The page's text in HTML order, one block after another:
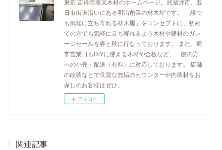
東京 吉祥寺勝又木材のホームページ。武蔵野市、五
日市街道沿いにある明治創業の材木屋です。 「誰で
も気軽に立ち寄れる材木屋」をコンセプトに、初め
ての方でも気軽に立ち寄れるよう木材や建材のガレ
ージセールを春と秋に行なっております。 また、通
常営業日もDIYに使える木材や合板など、一般の方
への小売・配送（有料）に対応しております。 店舗
の改装などで良質な無垢のカウンターや内装材をお
探しのお客様はぜひ。
フォロー
関連記事